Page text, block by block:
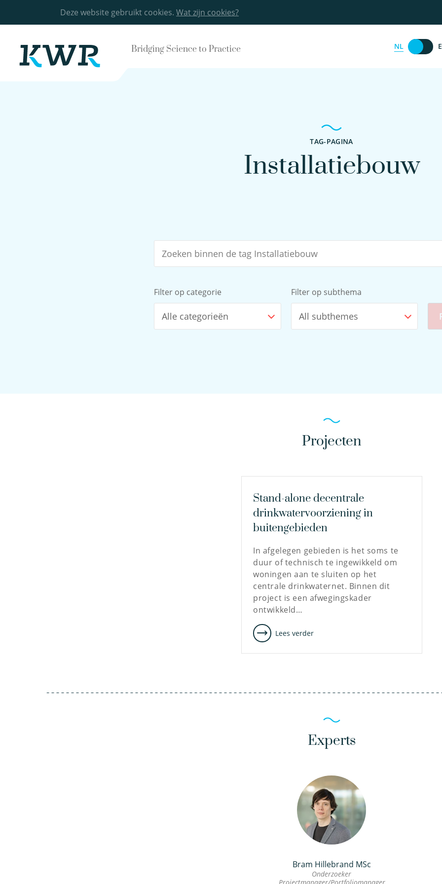
Deze website gebruikt cookies. Wat zijn cookies?
Bridging Science to Practice NL
TAG-PAGINA
Installatiebouw
Filter op categorie
Alle categorieën
Filter op subthema
All subthemes
Projecten
Stand-alone decentrale
drinkwatervoorziening in
buitengebieden
In afgelegen gebieden is het soms te
duur of technisch te ingewikkeld om
woningen aan te sluiten op het
centrale drinkwaternet. Binnen dit
project is een afwegingskader
ontwikkeld…
Lees verder
Experts
Bram Hillebrand MSc
Onderzoeker